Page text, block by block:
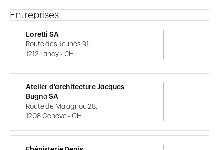
Entreprises
Loretti SA
Route des Jeunes 91,
1212 Lancy - CH
Atelier d'architecture Jacques
Bugna SA
Route de Malagnou 28,
1208 Genève - CH